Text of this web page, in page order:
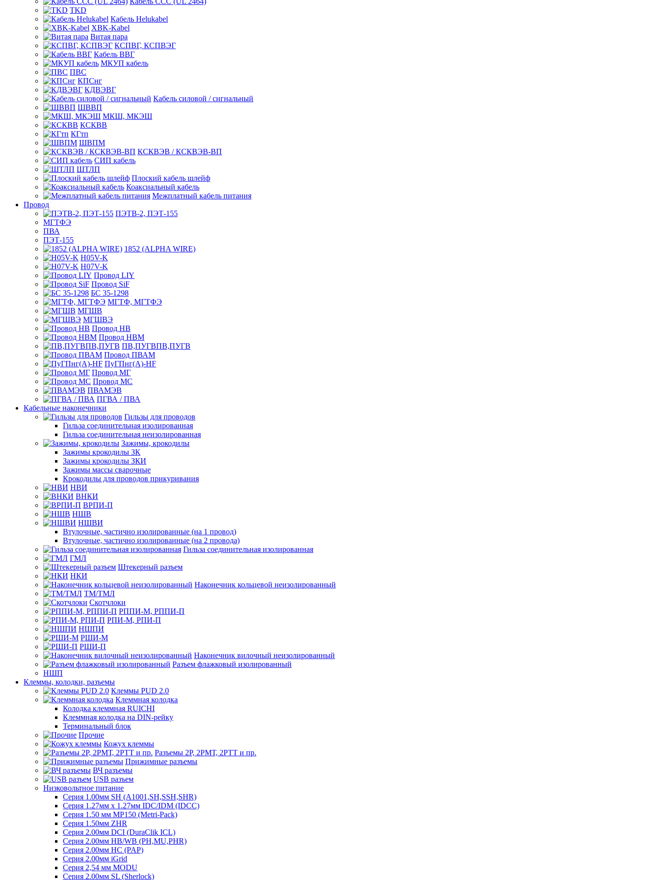
TKD
Кабель Helukabel
XBK-Kabel
Витая пара
КСПВГ, КСПВЭГ
Кабель ВВГ
МКУП кабель
ПВС
КПСнг
КДВЭВГ
Кабель силовой / сигнальный
ШВВП
МКШ, МКЭШ
КСКВВ
КГтп
ШВПМ
КСКВЭВ / КСКВЭВ-ВП
СИП кабель
ШТЛП
Плоский кабель шлейф
Коаксиальный кабель
Межплатный кабель питания
Провод
ПЭТВ-2, ПЭТ-155
МГТФЭ
ПВА
ПЭТ-155
1852 (ALPHA WIRE)
H05V-K
H07V-K
Провод LIY
Провод SiF
БС 35-1298
МГТФ, МГТФЭ
МГШВ
МГШВЭ
Провод НВ
Провод НВМ
ПВ,ПУГВПВ,ПУГВ
Провод ПВАМ
ПуГПнг(A)-HF
Провод МГ
Провод МС
ПВАМЭВ
ПГВА / ПВА
Кабельные наконечники
Гильзы для проводов
Гильза соединительная изолированная
Гильза соединительная неизолированная
Зажимы, крокодилы
Зажимы крокодилы ЗК
Зажимы крокодилы ЗКИ
Зажимы массы сварочные
Крокодилы для проводов прикуривания
НВИ
ВНКИ
ВРПИ-П
НШВ
НШВИ
Втулочные, частично изолированные (на 1 провод)
Втулочные, частично изолированные (на 2 провода)
Гильза соединительная изолированная
ГМЛ
Штекерный разъем
НКИ
Наконечник кольцевой неизолированный
ТМ/ТМЛ
Скотчлоки
РППИ-М, РППИ-П
РПИ-М, РПИ-П
НШПИ
РШИ-М
РШИ-П
Наконечник вилочный неизолированный
Разъем флажковый изолированный
НШП
Клеммы, колодки, разъемы
Клеммы PUD 2.0
Клеммная колодка
Колодка клеммная RUICHI
Клеммная колодка на DIN-рейку
Терминальный блок
Прочие
Кожух клеммы
Разъемы 2Р, 2РМТ, 2РТТ и пр.
Прижимные разъемы
ВЧ разъемы
USB разъем
Низковольтное питание
Серия 1.00мм SH (A1001,SH,SSH,SHR)
Серия 1.27мм x 1.27мм IDC/IDM (IDCC)
Серия 1.50 мм MP150 (Metri-Pack)
Серия 1.50мм ZHR
Серия 2.00мм DCI (DuraClik ICL)
Серия 2.00мм HB/WB (PH,MU,PHR)
Серия 2.00мм HC (PAP)
Серия 2.00мм iGrid
Серия 2,54 мм MODU
Серия 2.00мм SL (Sherlock)